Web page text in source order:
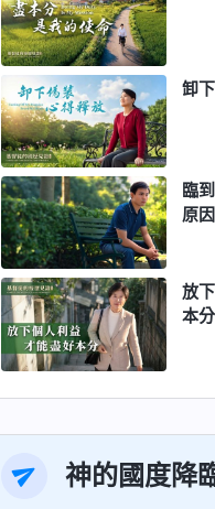
卸
臨
原因
放
本分
神的國度降